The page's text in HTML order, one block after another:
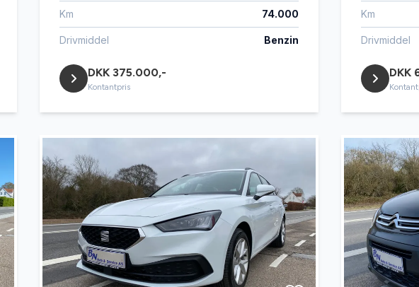
Km 74.000
Drivmiddel Benzin
DKK 375.000,-
Kontantpris
Km
Drivmiddel
DKK